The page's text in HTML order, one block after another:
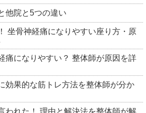
他院と5つの違い
坐骨神経痛になりやすい座り方・原
痛になりやすい？ 整体師が原因を詳
効果的な筋トレ方法を整体師が分か
われた！ 理由と解決法を整体師が解